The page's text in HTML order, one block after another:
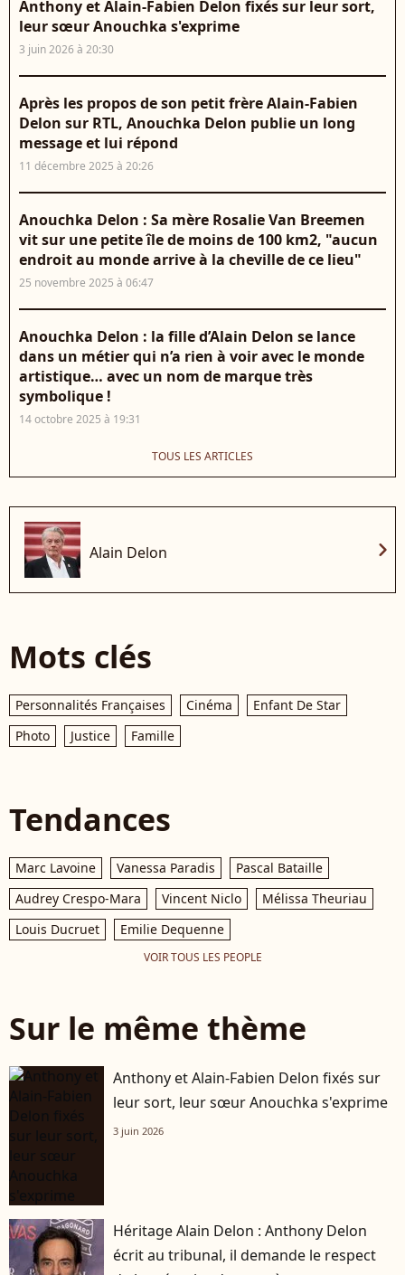
Anthony et Alain-Fabien Delon fixés sur leur sort,
leur sœur Anouchka s'exprime
3 juin 2026 à 20:30
Après les propos de son petit frère Alain-Fabien
Delon sur RTL, Anouchka Delon publie un long
message et lui répond
11 décembre 2025 à 20:26
Anouchka Delon : Sa mère Rosalie Van Breemen
vit sur une petite île de moins de 100 km2, "aucun
endroit au monde arrive à la cheville de ce lieu"
25 novembre 2025 à 06:47
Anouchka Delon : la fille d’Alain Delon se lance
dans un métier qui n’a rien à voir avec le monde
artistique… avec un nom de marque très
symbolique !
14 octobre 2025 à 19:31
TOUS LES ARTICLES
Alain Delon chevron_right
Mots clés
Personnalités Françaises Cinéma
Enfant De Star
Photo
Justice Famille
Tendances
Marc Lavoine Vanessa Paradis
Pascal Bataille
Audrey Crespo-Mara
Vincent Niclo
Mélissa Theuriau
Louis Ducruet
Emilie Dequenne
VOIR TOUS LES PEOPLE
Sur le même thème
Anthony et Alain-Fabien Delon fixés sur
leur sort, leur sœur Anouchka s'exprime
3 juin 2026
Héritage Alain Delon : Anthony Delon
écrit au tribunal, il demande le respect